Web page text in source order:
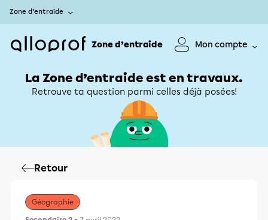
Zone d’entraide
Zone d’entraide Mon compte
La Zone d’entraide est en travaux.
Retrouve ta question parmi celles déjà posées!
Retour
Géographie